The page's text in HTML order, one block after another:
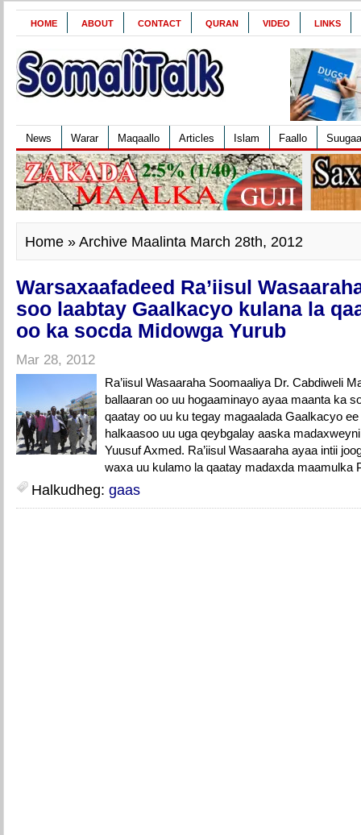
HOME ABOUT CONTACT QURAN VIDEO LINKS
News Warar Maqaallo Articles Islam Faallo
Home » Archive Maalinta March 28th, 2012
Warsaxaafadeed Ra’iisul
soo laabtay Gaalkacyo kulana la
oo ka socda Midowga Yurub
Mar 28, 2012
Ra’iisul Wasaaraha Soomaaliya Dr. Cabdiweli
ballaaran oo uu hogaaminayo ayaa maanta ka
qaatay oo uu ku tegay magaalada Gaalkacyo
halkaasoo uu uga qeybgalay aaska
Yuusuf Axmed. Ra’iisul Wasaaraha ayaa intii
waxa uu kulamo la qaatay madaxda maamulka
Halkudheg: gaas